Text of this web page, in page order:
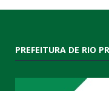
PREFEITURA DE RIO